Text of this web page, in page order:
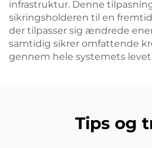
infrastruktur. Denne
sikringsholderen til en
der tilpasser sig ændrede
samtidig sikrer omfattende
gennem hele systemets
Tips og